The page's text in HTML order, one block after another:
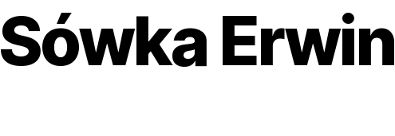
Sówka Erwin